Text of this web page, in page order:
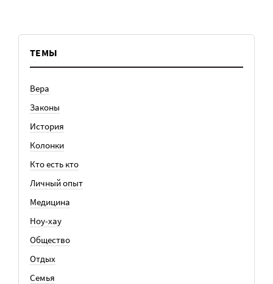
ТЕМЫ
Вера
Законы
История
Колонки
Кто есть кто
Личный опыт
Медицина
Ноу-хау
Общество
Отдых
Семья